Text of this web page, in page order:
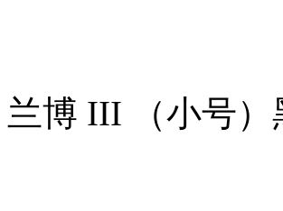
兰博 III （小号）